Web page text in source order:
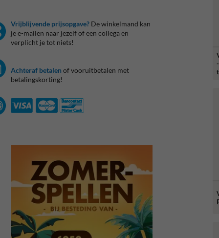
Vrijblijvende prijsopgave? De winkelmand kan
je e-mailen naar jezelf of een collega en
verplicht je tot niets!
Achteraf betalen of vooruitbetalen met
betalingskorting!